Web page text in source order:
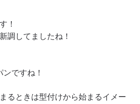
！
調してましたね！
ですね！
るときは型付けから始まるイメー